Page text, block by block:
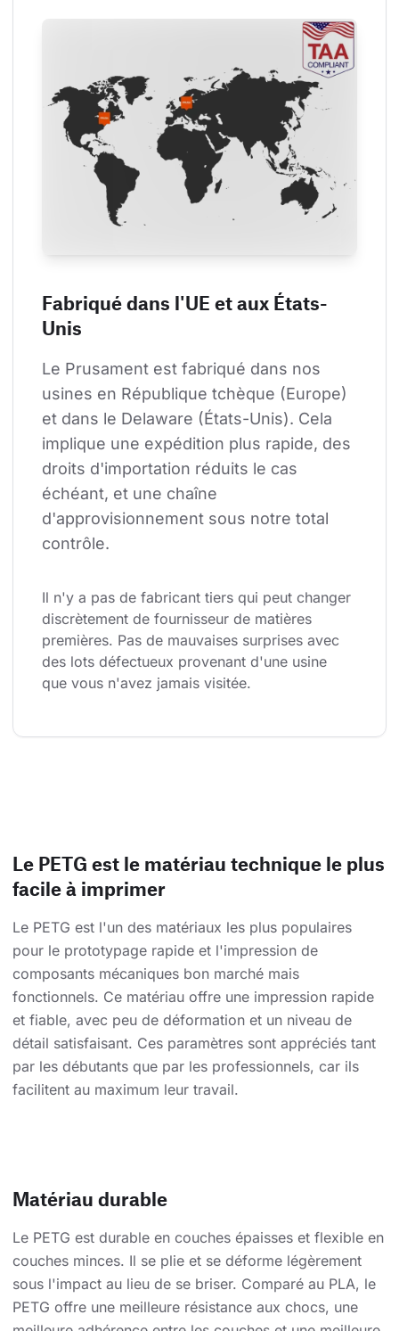
Fabriqué dans l'UE et aux États-
Unis
Le Prusament est fabriqué dans nos
usines en République tchèque (Europe)
et dans le Delaware (États-Unis). Cela
implique une expédition plus rapide, des
droits d'importation réduits le cas
échéant, et une chaîne
d'approvisionnement sous notre total
contrôle.
Il n'y a pas de fabricant tiers qui peut changer
discrètement de fournisseur de matières
premières. Pas de mauvaises surprises avec
des lots défectueux provenant d'une usine
que vous n'avez jamais visitée.
Le PETG est le matériau technique le plus
facile à imprimer
Le PETG est l'un des matériaux les plus populaires
pour le prototypage rapide et l'impression de
composants mécaniques bon marché mais
fonctionnels. Ce matériau offre une impression rapide
et fiable, avec peu de déformation et un niveau de
détail satisfaisant. Ces paramètres sont appréciés tant
par les débutants que par les professionnels, car ils
facilitent au maximum leur travail.
Matériau durable
Le PETG est durable en couches épaisses et flexible en
couches minces. Il se plie et se déforme légèrement
sous l'impact au lieu de se briser. Comparé au PLA, le
PETG offre une meilleure résistance aux chocs, une